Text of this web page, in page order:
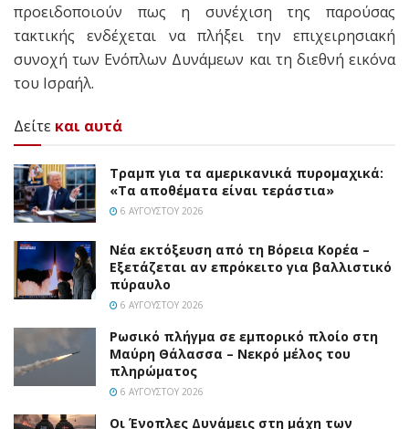
προειδοποιούν πως η συνέχιση της παρούσας
τακτικής ενδέχεται να πλήξει την επιχειρησιακή
συνοχή των Ενόπλων Δυνάμεων και τη διεθνή εικόνα
του Ισραήλ.
Δείτε και αυτά
Τραμπ για τα αμερικανικά πυρομαχικά:
«Τα αποθέματα είναι τεράστια»
6 ΑΥΓΟΎΣΤΟΥ 2026
Νέα εκτόξευση από τη Βόρεια Κορέα –
Εξετάζεται αν επρόκειτο για βαλλιστικό
πύραυλο
6 ΑΥΓΟΎΣΤΟΥ 2026
Ρωσικό πλήγμα σε εμπορικό πλοίο στη
Μαύρη Θάλασσα – Νεκρό μέλος του
πληρώματος
6 ΑΥΓΟΎΣΤΟΥ 2026
Οι Ένοπλες Δυνάμεις στη μάχη των